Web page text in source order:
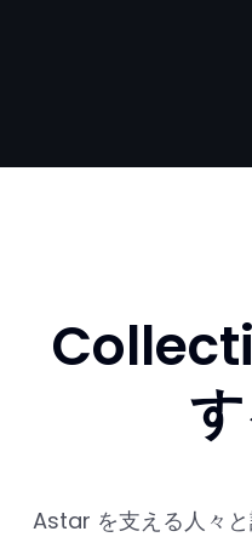
す
Astar を支える人々